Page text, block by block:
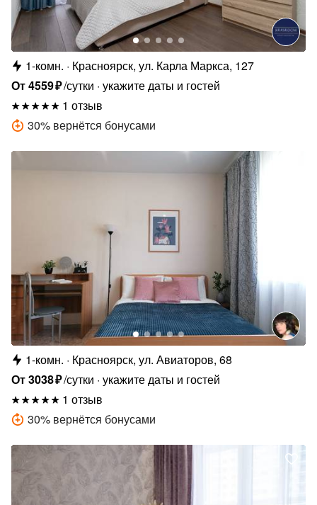
1-комн.
Красноярск, ул. Карла Маркса, 127
От4559₽/сутки укажите даты и гостей
1 отзыв
30% вернётся бонусами
1-комн.
Красноярск, ул. Авиаторов, 68
От3038₽/сутки укажите даты и гостей
1 отзыв
30% вернётся бонусами